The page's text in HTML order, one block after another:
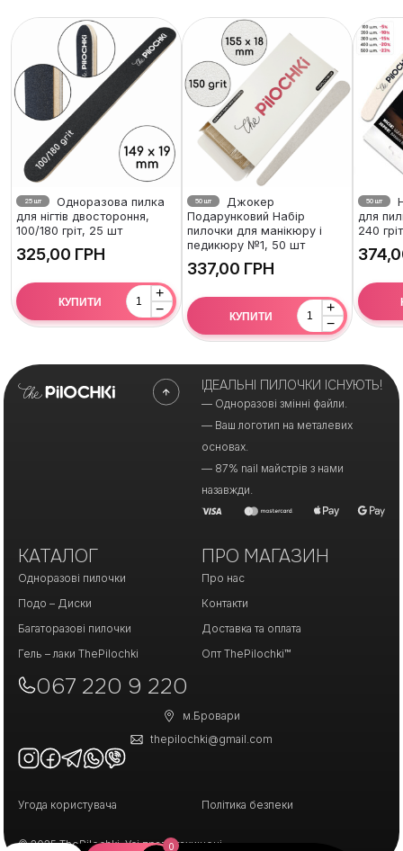
0
25 шт
Одноразова пилка
для нігтів двостороння,
100/180 гріт, 25 шт
ГРН
+
−
КУПИТИ
50 шт
Джокер
Подарунковий Набір
пилочки для манікюру і
педикюру №1, 50 шт
ГРН
+
−
КУПИТИ
50 шт
для
240
ІДЕАЛЬНІ ПИЛОЧКИ ІСНУЮТЬ!
— Одноразові змінні файли.
— Ваш логотип на металевих
основах.
— 87% nail майстрів з нами
назавжди.
КАТАЛОГ
Одноразові пилочки
Подо – Диски
Багаторазові пилочки
Гель – лаки ThePilochki
ПРО МАГАЗИН
Про нас
Контакти
Доставка та оплата
Опт ThePilochki™
067 220 9 220
м.Бровари
thepilochki@gmail.com
Угода користувача Політика безпеки
© 2025 ThePilochki. Усі права захищені.